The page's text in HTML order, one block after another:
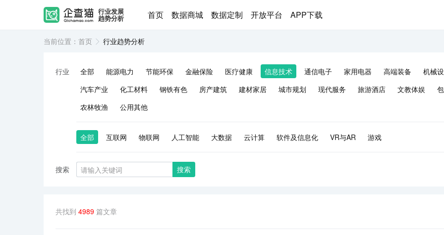
行业发展
趋势分析 首页 数据商城 数据定制 开放平台 APP下载
当前位置： 首页 行业趋势分析
行业 全部 能源电力 节能环保 金融保险 医疗健康 信息技术 通信电子 家用电器 高端装备 机械
汽车产业
化工材料 钢铁有色 房产建筑 建材家居 城市规划 现代服务 旅游酒店 文教体娱
农林牧渔
公用其他
全部 互联网 物联网 人工智能 大数据 云计算 软件及信息化 VR与AR 游戏
搜索 搜索
共找到 4989 篇文章